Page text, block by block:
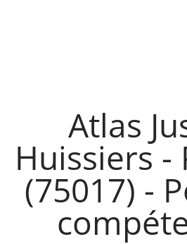
Atlas
Huissiers -
(75017) -